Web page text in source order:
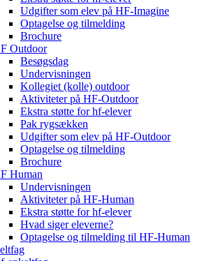
Udgifter som elev på HF-Imagine
Optagelse og tilmelding
Brochure
Outdoor
Besøgsdag
Undervisningen
Kollegiet (kolle) outdoor
Aktiviteter på HF-Outdoor
Ekstra støtte for hf-elever
Pak rygsækken
Udgifter som elev på HF-Outdoor
Optagelse og tilmelding
Brochure
Human
Undervisningen
Aktiviteter på HF-Human
Ekstra støtte for hf-elever
Hvad siger eleverne?
Optagelse og tilmelding til HF‑Human